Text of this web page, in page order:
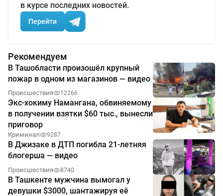
в курсе последних новостей.
Перейти
Рекомендуем
В Ташобласти произошёл крупный
пожар в одном из магазинов — видео
Происшествия 12266
Экс-хокиму Намангана, обвиняемому
в получении взятки $60 тыс., вынесли
приговор
Криминал 9287
В Джизаке в ДТП погибла 21-летняя
блогерша — видео
Происшествия 8740
В Ташкенте мужчина вымогал у
девушки $3000, шантажируя её